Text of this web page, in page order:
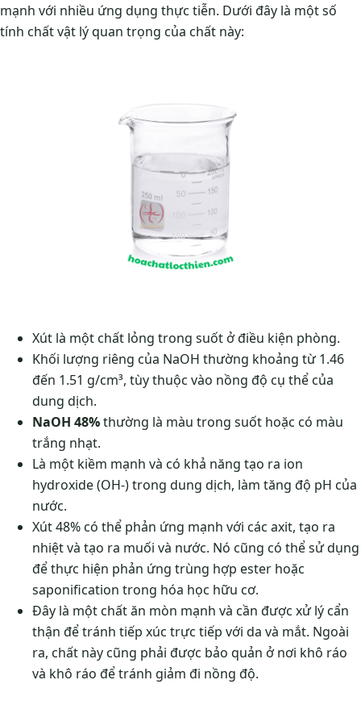
mạnh với nhiều ứng dụng thực tiễn. Dưới đây là một số
tính chất vật lý quan trọng của chất này:
Xút là một chất lỏng trong suốt ở điều kiện phòng.
Khối lượng riêng của NaOH thường khoảng từ 1.46
đến 1.51 g/cm³, tùy thuộc vào nồng độ cụ thể của
dung dịch.
NaOH 48%thường là màu trong suốt hoặc có màu
trắng nhạt.
Là một kiềm mạnh và có khả năng tạo ra ion
hydroxide (OH-) trong dung dịch, làm tăng độ pH của
nước.
Xút 48% có thể phản ứng mạnh với các axit, tạo ra
nhiệt và tạo ra muối và nước. Nó cũng có thể sử dụng
để thực hiện phản ứng trùng hợp ester hoặc
saponification trong hóa học hữu cơ.
Đây là một chất ăn mòn mạnh và cần được xử lý cẩn
thận để tránh tiếp xúc trực tiếp với da và mắt. Ngoài
ra, chất này cũng phải được bảo quản ở nơi khô ráo
và khô ráo để tránh giảm đi nồng độ.